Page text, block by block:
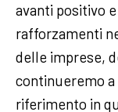
avanti positivo
rafforzamenti
delle imprese,
continueremo
riferimento in